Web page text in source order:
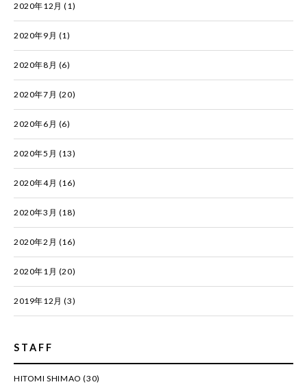
2020年12月 (1)
2020年9月 (1)
2020年8月 (6)
2020年7月 (20)
2020年6月 (6)
2020年5月 (13)
2020年4月 (16)
2020年3月 (18)
2020年2月 (16)
2020年1月 (20)
2019年12月 (3)
STAFF
HITOMI SHIMAO (30)